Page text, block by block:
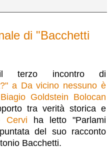
di "Bacchetti
terzo incontro di
a Da vicino nessuno è
Biagio Goldstein Bolocan
tra verità storica e
Cervi ha letto "Parlami
del suo racconto
Bacchetti.